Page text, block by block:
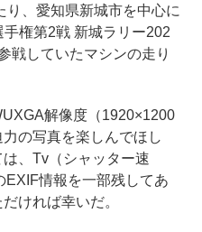
、愛知県新城市を中心に
手権第2戦 新城ラリー202
戦していたマシンの走り
解像度（1920×1200
の写真を楽しんでほし
、Tv（シャッター速
EXIF情報を一部残してあ
ければ幸いだ。